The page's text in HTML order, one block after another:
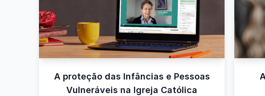
A proteção das Infâncias e Pessoas
Vulneráveis na Igreja Católica